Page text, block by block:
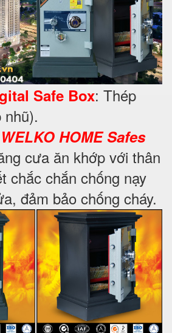
Safe Box: Thép
WELKO HOME Safes
cưa ăn khớp với thân
chắc chắn chống nạy
đảm bảo chống cháy.